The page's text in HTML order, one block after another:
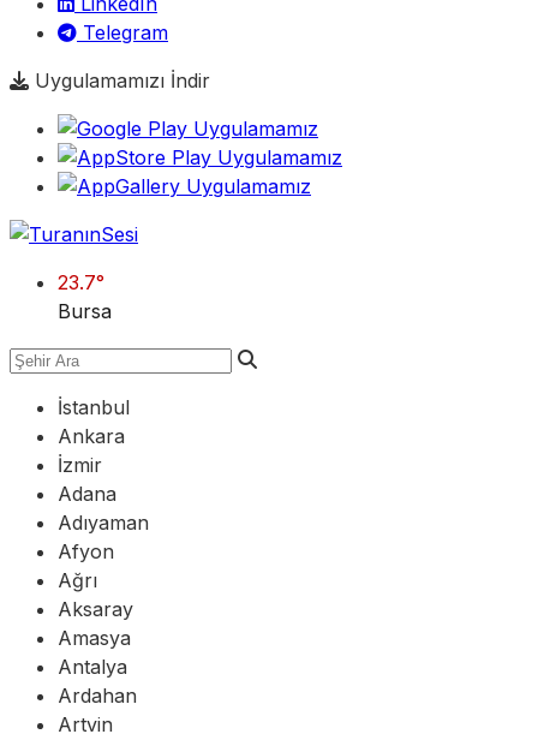
Telegram
Uygulamamızı İndir
23.7°
Bursa
İstanbul
Ankara
İzmir
Adana
Adıyaman
Afyon
Ağrı
Aksaray
Amasya
Antalya
Ardahan
Artvin